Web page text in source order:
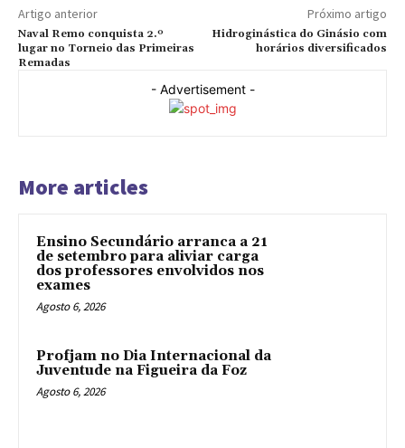
Artigo anterior
Naval Remo conquista 2.º
lugar no Torneio das Primeiras
Remadas
Próximo artigo
Hidroginástica do Ginásio com
horários diversificados
- Advertisement -
More articles
Ensino Secundário arranca a 21
de setembro para aliviar carga
dos professores envolvidos nos
exames
Agosto 6, 2026
Profjam no Dia Internacional da
Juventude na Figueira da Foz
Agosto 6, 2026